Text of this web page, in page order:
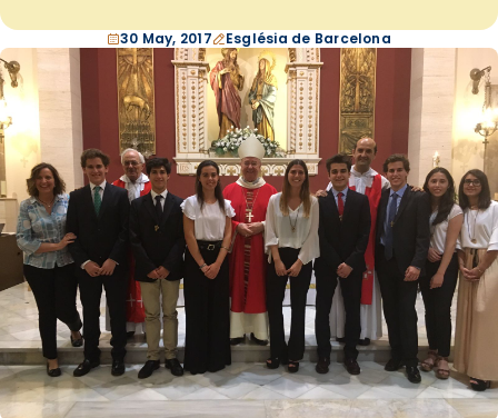
30 May, 2017 Església de Barcelona